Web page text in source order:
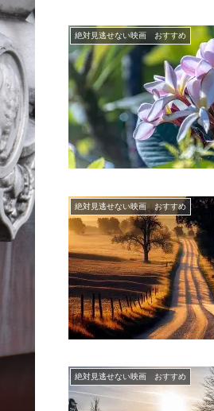
絶対見逃せない映画 おすすめ
絶対見逃せない映画 おすすめ
絶対見逃せない映画 おすすめ